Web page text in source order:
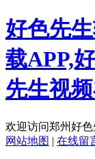
好色先
载APP,
先生视
欢迎访问郑州好色
网站地图 | 在线留